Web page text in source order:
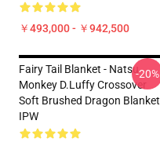
￥493,000 - ￥942,500
Fairy Tail Blanket - Natsu
Monkey D.Luffy Crossover
Soft Brushed Dragon Blanket
IPW
-20%